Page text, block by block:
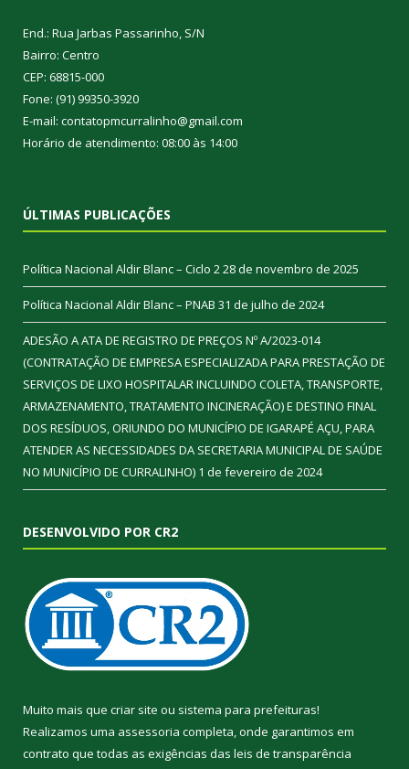
End.: Rua Jarbas Passarinho, S/N
Bairro: Centro
CEP: 68815-000
Fone: (91) 99350-3920
E-mail: contatopmcurralinho@gmail.com
Horário de atendimento: 08:00 às 14:00
ÚLTIMAS PUBLICAÇÕES
Política Nacional Aldir Blanc – Ciclo 228 de novembro de 2025
Política Nacional Aldir Blanc – PNAB 31 de julho de 2024
ADESÃO A ATA DE REGISTRO DE PREÇOS Nº A/2023-014
(CONTRATAÇÃO DE EMPRESA ESPECIALIZADA PARA PRESTAÇÃO DE
SERVIÇOS DE LIXO HOSPITALAR INCLUINDO COLETA, TRANSPORTE,
ARMAZENAMENTO, TRATAMENTO INCINERAÇÃO) E DESTINO FINAL
DOS RESÍDUOS, ORIUNDO DO MUNICÍPIO DE IGARAPÉ AÇU, PARA
ATENDER AS NECESSIDADES DA SECRETARIA MUNICIPAL DE SAÚDE
NO MUNICÍPIO DE CURRALINHO) 1 de fevereiro de 2024
DESENVOLVIDO POR CR2
Muito mais que criar site ou sistema para prefeituras!
Realizamos uma assessoria completa, onde garantimos em
contrato que todas as exigências das leis de transparência